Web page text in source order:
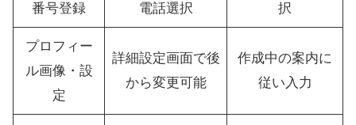
番号登録
電話選択
択
プロフィー
ル画像・設
定
詳細設定画面で後
から変更可能
作成中の案内に
従い入力